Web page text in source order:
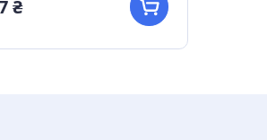
₴